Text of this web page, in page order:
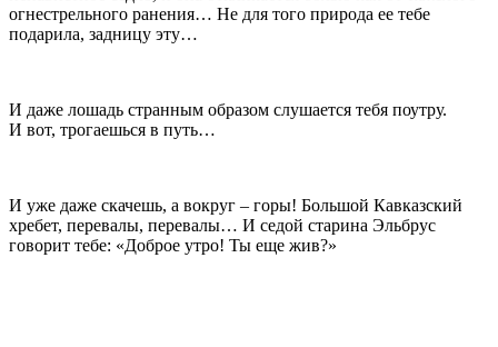
огнестрельного ранения… Не для того природа ее тебе
подарила, задницу эту…
И даже лошадь странным образом слушается тебя поутру.
И вот, трогаешься в путь…
И уже даже скачешь, а вокруг – горы! Большой Кавказский
хребет, перевалы, перевалы… И седой старина Эльбрус
говорит тебе: «Доброе утро! Ты еще жив?»